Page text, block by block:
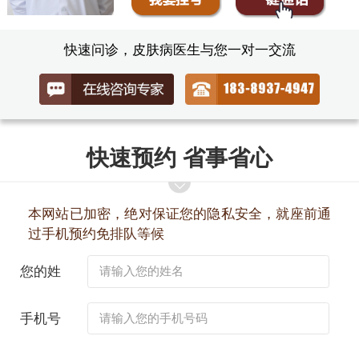
快速问诊，皮肤病医生与您一对一交流
快速预约 省事省心
本网站已加密，绝对保证您的隐私安全，就座前通
过手机预约免排队等候
您的姓
手机号